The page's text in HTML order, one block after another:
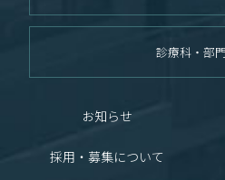
診療科・部
お知らせ
採用・募集について